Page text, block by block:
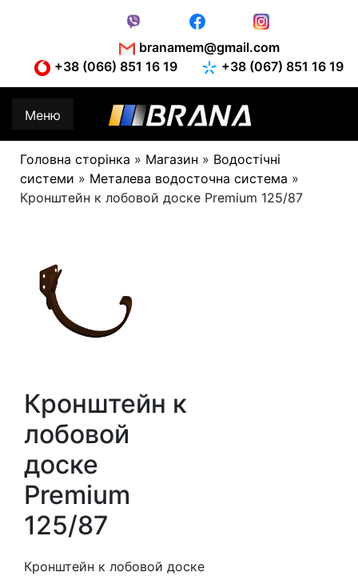
+38 (066) 851 16 19
+38 (067) 851 16 19
branamem@gmail.com
Меню
Головна сторінка » Магазин » Водостічні
системи » Металева водосточна система »
Кронштейн к лобовой доске Premium 125/87
Кронштейн к
лобовой
доске
Premium
125/87
Кронштейн к лобовой доске